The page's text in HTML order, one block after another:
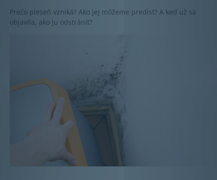
Prečo pleseň vzniká? Ako jej môžeme predísť? A keď už sa
objavila, ako ju odstrániť?